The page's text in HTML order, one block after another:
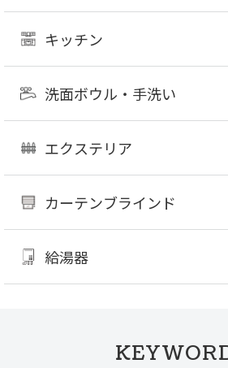
キッチン
洗面ボウル・手洗い
エクステリア
カーテンブラインド
給湯器